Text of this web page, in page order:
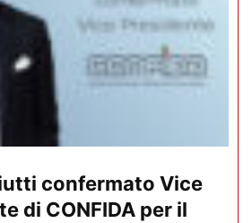
confermato Vice
di CONFIDA per il